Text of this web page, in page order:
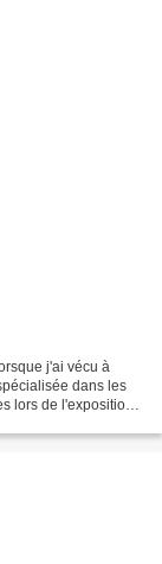
j'ai vécu à
dans les
lors de l'exposition